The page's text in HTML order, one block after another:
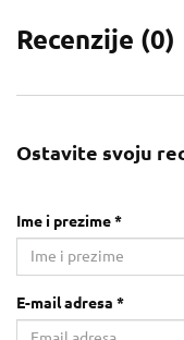
Recenzije (0)
Ostavite svoju
Ime i prezime *
E-mail adresa *